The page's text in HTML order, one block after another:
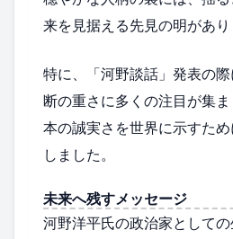
来を見据える先見の明があり
特に、「河野談話」発表の
断の重さに多くの注目が集
本の誠実さを世界に示すた
しました。
未来へ残すメッセージ
河野洋平氏の政治家として